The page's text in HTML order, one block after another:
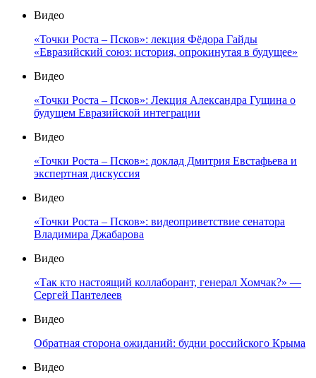
Видео
«Точки Роста – Псков»: лекция Фёдора Гайды
«Евразийский союз: история, опрокинутая в будущее»
Видео
«Точки Роста – Псков»: Лекция Александра Гущина о
будущем Евразийской интеграции
Видео
«Точки Роста – Псков»: доклад Дмитрия Евстафьева и
экспертная дискуссия
Видео
«Точки Роста – Псков»: видеоприветствие сенатора
Владимира Джабарова
Видео
«Так кто настоящий коллаборант, генерал Хомчак?» —
Сергей Пантелеев
Видео
Обратная сторона ожиданий: будни российского Крыма
Видео